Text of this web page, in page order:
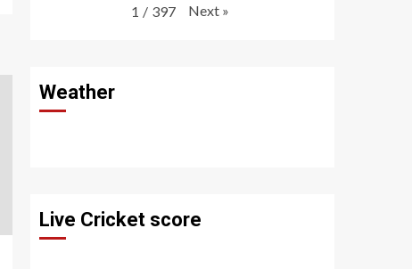
1 / 397 Next »
Weather
Live Cricket score